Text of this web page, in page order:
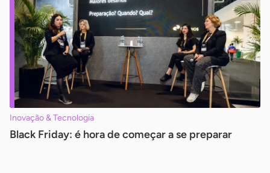
Inovação & Tecnologia
Black Friday: é hora de começar a se preparar